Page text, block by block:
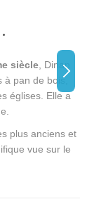
siècle , Dinan
à pan de bois,
églises. Elle a
plus anciens et
vue sur le